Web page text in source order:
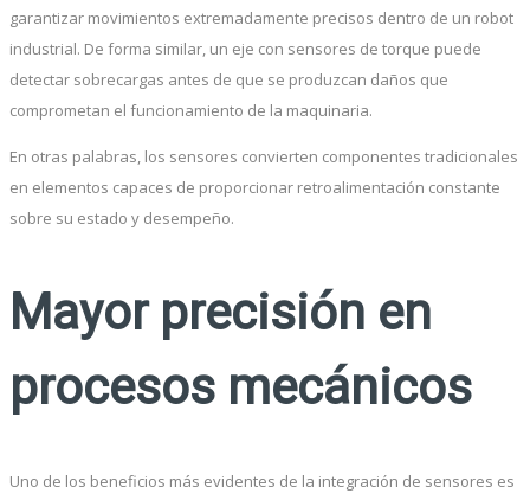
garantizar movimientos extremadamente precisos dentro de un robot
industrial. De forma similar, un eje con sensores de torque puede
detectar sobrecargas antes de que se produzcan daños que
comprometan el funcionamiento de la maquinaria.
En otras palabras, los sensores convierten componentes tradicionales
en elementos capaces de proporcionar retroalimentación constante
sobre su estado y desempeño.
Mayor precisión en
procesos mecánicos
Uno de los beneficios más evidentes de la integración de sensores es